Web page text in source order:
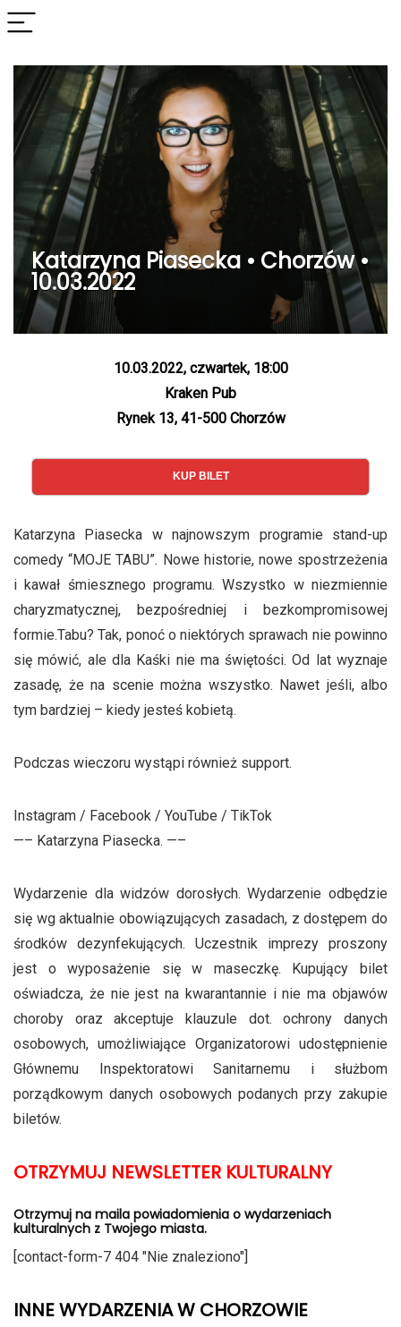
Katarzyna Piasecka • Chorzów •
10.03.2022
10.03.2022, czwartek, 18:00
Kraken Pub
Rynek 13, 41-500 Chorzów
KUP BILET
Katarzyna Piasecka w najnowszym programie stand-up
comedy “MOJE TABU”. Nowe historie, nowe spostrzeżenia
i kawał śmiesznego programu. Wszystko w niezmiennie
charyzmatycznej, bezpośredniej i bezkompromisowej
formie.Tabu? Tak, ponoć o niektórych sprawach nie powinno
się mówić, ale dla Kaśki nie ma świętości. Od lat wyznaje
zasadę, że na scenie można wszystko. Nawet jeśli, albo
tym bardziej – kiedy jesteś kobietą.
Podczas wieczoru wystąpi również support.
Instagram / Facebook / YouTube / TikTok
—– Katarzyna Piasecka. —–
Wydarzenie dla widzów dorosłych. Wydarzenie odbędzie
się wg aktualnie obowiązujących zasadach, z dostępem do
środków dezynfekujących. Uczestnik imprezy proszony
jest o wyposażenie się w maseczkę. Kupujący bilet
oświadcza, że nie jest na kwarantannie i nie ma objawów
choroby oraz akceptuje klauzule dot. ochrony danych
osobowych, umożliwiające Organizatorowi udostępnienie
Głównemu Inspektoratowi Sanitarnemu i służbom
porządkowym danych osobowych podanych przy zakupie
biletów.
OTRZYMUJ NEWSLETTER KULTURALNY
Otrzymuj na maila powiadomienia o wydarzeniach
kulturalnych z Twojego miasta.
[contact-form-7 404 "Nie znaleziono"]
INNE WYDARZENIA W CHORZOWIE